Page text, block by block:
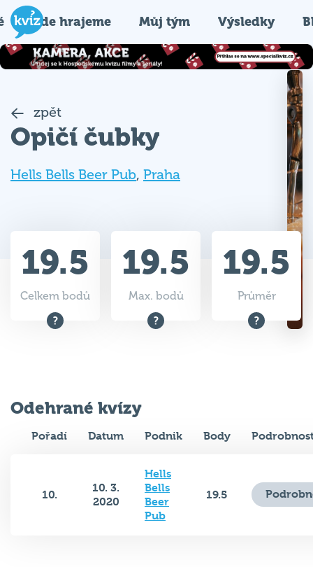
Kde hrajeme Můj tým Výsledky
zpět
Opičí čubky
Hells Bells Beer Pub, Praha
19.5
Celkem bodů
19.5
Max. bodů
19.5
Průměr
Odehrané kvízy
Pořadí Datum Podnik Body
10.
10. 3.
2020
Hells
Bells
Beer
Pub
19.5